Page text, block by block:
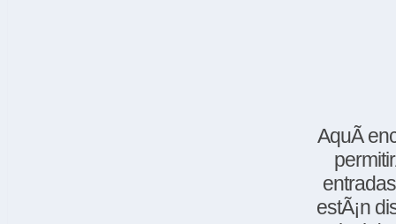
AquÃ­
estÃ¡n